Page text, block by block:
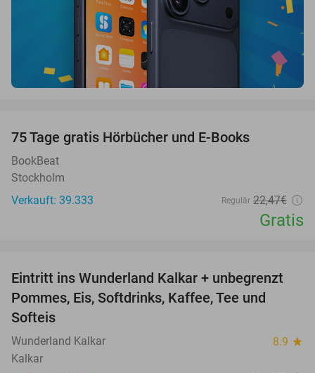
75 Tage gratis Hörbücher und E-Books
BookBeat
Stockholm
Verkauft: 39.333
Regulär 22,47€
Gratis
32%
Eintritt ins Wunderland Kalkar + unbegrenzt
Pommes, Eis, Softdrinks, Kaffee, Tee und
Softeis
Wunderland Kalkar 8.9 star
Kalkar